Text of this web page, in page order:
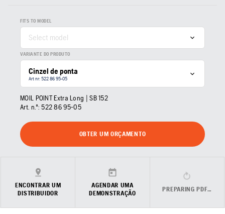
FITS TO MODEL
Select model
VARIANTE DO PRODUTO
Cinzel de ponta
Art nr: 522 86 95‑05
MOIL POINT Extra Long | SB 152
Art. n.º: 522 86 95‑05
OBTER UM ORÇAMENTO
ENCONTRAR UM
DISTRIBUIDOR
AGENDAR UMA
DEMONSTRAÇÃO
PREPARING PDF…